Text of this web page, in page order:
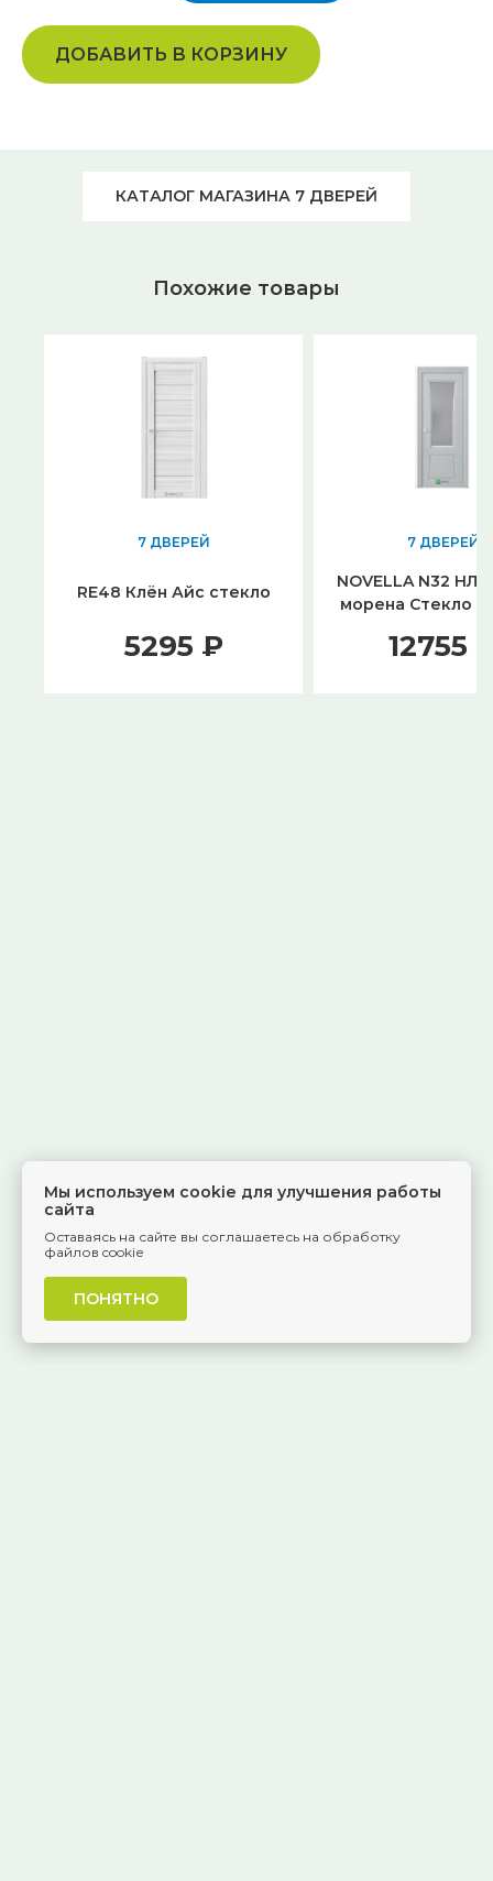
ДОБАВИТЬ В КОРЗИНУ
КАТАЛОГ МАГАЗИНА 7 ДВЕРЕЙ
Похожие товары
7 ДВЕРЕЙ
RE48 Клён Айс стекло
5295 ₽
7 ДВЕРЕЙ
NOVELLA N32 НЛ
морена Стекло
12755
Мы используем cookie для улучшения работы
сайта
Оставаясь на сайте вы соглашаетесь на обработку
файлов cookie
ПОНЯТНО